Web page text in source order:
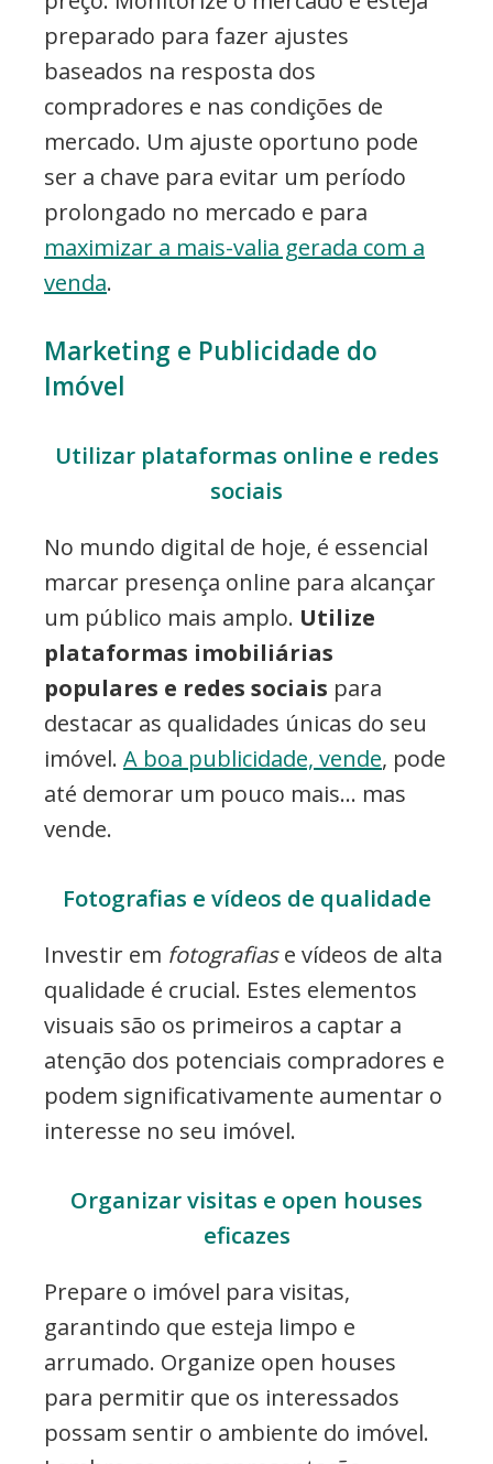
preparado para fazer ajustes
baseados na resposta dos
compradores e nas condições de
mercado. Um ajuste oportuno pode
ser a chave para evitar um período
prolongado no mercado e para
maximizar a mais-valia gerada com a
venda.
Marketing e Publicidade do
Imóvel
Utilizar plataformas online e redes
sociais
No mundo digital de hoje, é essencial
marcar presença online para alcançar
um público mais amplo. Utilize
plataformas imobiliárias
populares e redes sociais para
destacar as qualidades únicas do seu
imóvel. A boa publicidade, vende, pode
até demorar um pouco mais… mas
vende.
Fotografias e vídeos de qualidade
Investir em fotografiase vídeos de alta
qualidade é crucial. Estes elementos
visuais são os primeiros a captar a
atenção dos potenciais compradores e
podem significativamente aumentar o
interesse no seu imóvel.
Organizar visitas e open houses
eficazes
Prepare o imóvel para visitas,
garantindo que esteja limpo e
arrumado. Organize open houses
para permitir que os interessados
possam sentir o ambiente do imóvel.